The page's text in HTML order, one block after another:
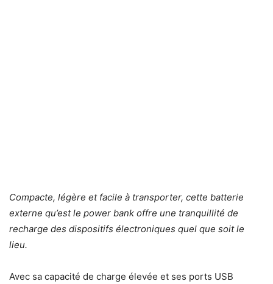
Compacte, légère et facile à transporter, cette batterie
externe qu’est le power bank offre une tranquillité de
recharge des dispositifs électroniques quel que soit le
lieu.
Avec sa capacité de charge élevée et ses ports USB